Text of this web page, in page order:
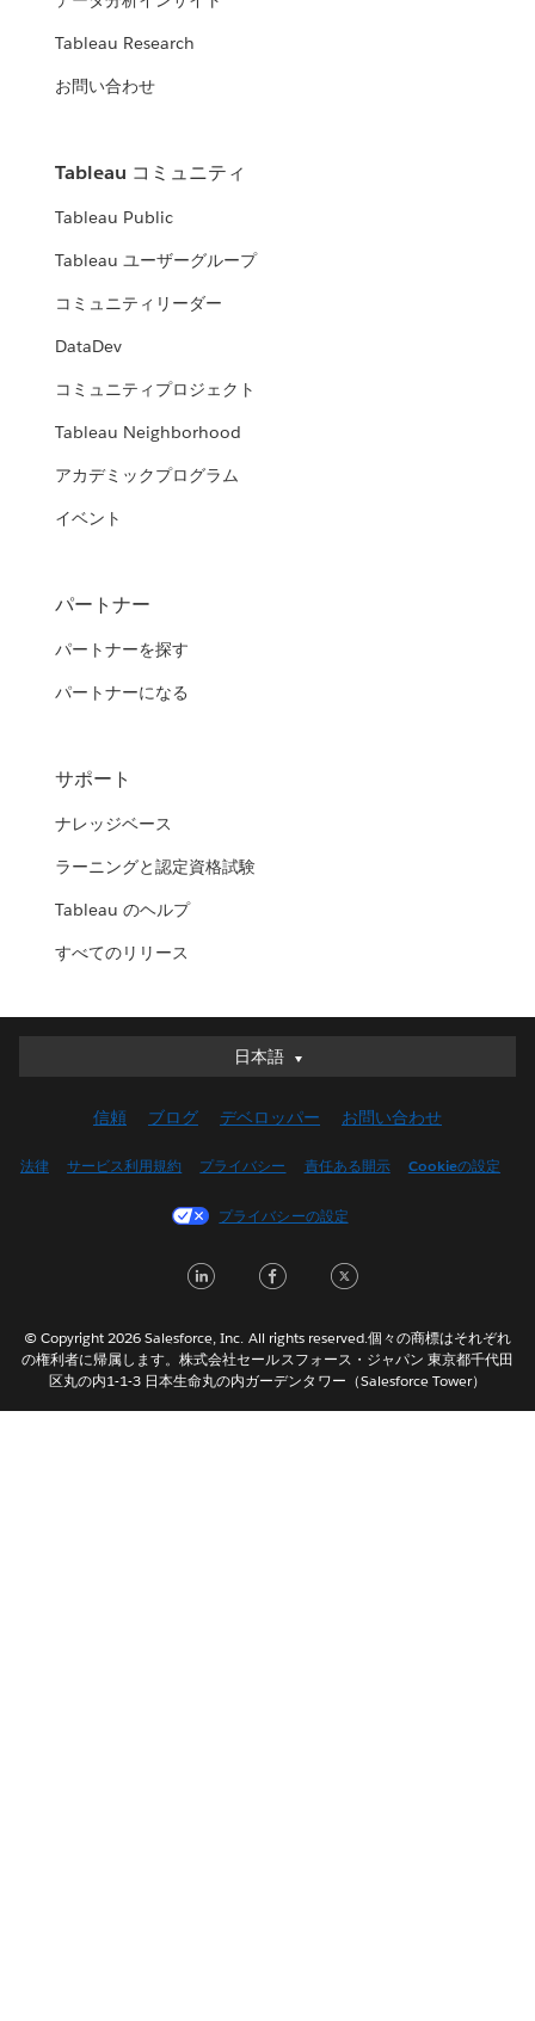
Tableau Research
お問い合わせ
Tableau コミュニティ
Tableau Public
Tableau ユーザーグループ
コミュニティリーダー
DataDev
コミュニティプロジェクト
Tableau Neighborhood
アカデミックプログラム
イベント
パートナー
パートナーを探す
パートナーになる
サポート
ナレッジベース
ラーニングと認定資格試験
Tableau のヘルプ
すべてのリリース
日本語
日本語
English (UK)
Français (Canada)
Italiano
Nederlands
Português
信頼 ブログ デベロッパー お問い合わせ
法律 サービス利用規約 プライバシー 責任ある開示 Cookieの設定
プライバシーの設定
LinkedInFacebook
© Copyright 2026 Salesforce, Inc. All rights reserved.個々の商標はそれぞれ
の権利者に帰属します。株式会社セールスフォース・ジャパン 東京都千代田
区丸の内1-1-3 日本生命丸の内ガーデンタワー（Salesforce Tower）